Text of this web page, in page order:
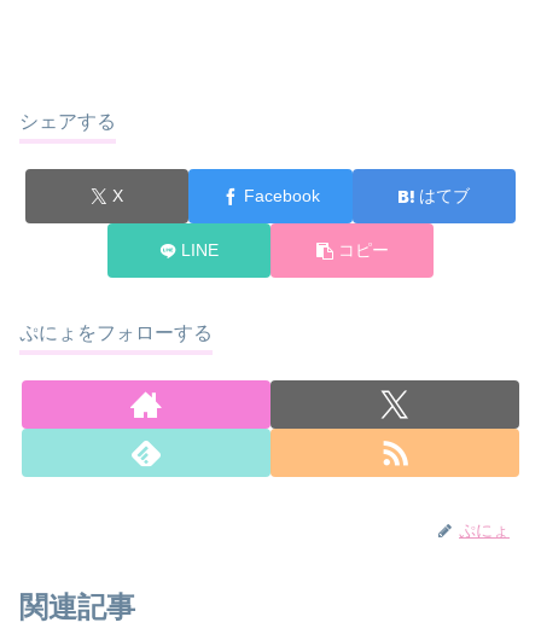
シェアする
X Facebook はてブ
LINE コピー
ぷにょをフォローする
ぷにょ
関連記事